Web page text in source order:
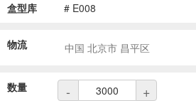
盒型库 # E008
物流 中国 北京市 昌平区
数量 - +